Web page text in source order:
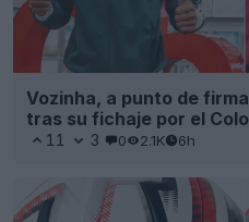
Vozinha, a punto de
tras su fichaje por el
11 3 0 2.1K 6h